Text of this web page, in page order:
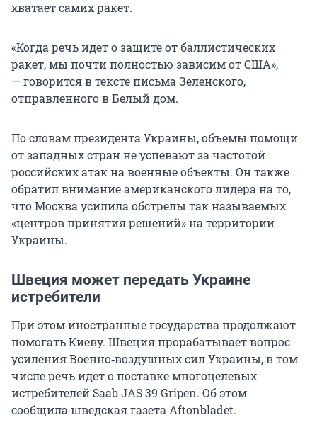
хватает самих ракет.
«Когда речь идет о защите от баллистических
ракет, мы почти полностью зависим от США»,
— говорится в тексте письма Зеленского,
отправленного в Белый дом.
По словам президента Украины, объемы помощи
от западных стран не успевают за частотой
российских атак на военные объекты. Он также
обратил внимание американского лидера на то,
что Москва усилила обстрелы так называемых
«центров принятия решений» на территории
Украины.
Швеция может передать Украине
истребители
При этом иностранные государства продолжают
помогать Киеву. Швеция прорабатывает вопрос
усиления Военно‑воздушных сил Украины, в том
числе речь идет о поставке многоцелевых
истребителей Saab JAS 39 Gripen. Об этом
сообщила шведская газета Aftonbladet.